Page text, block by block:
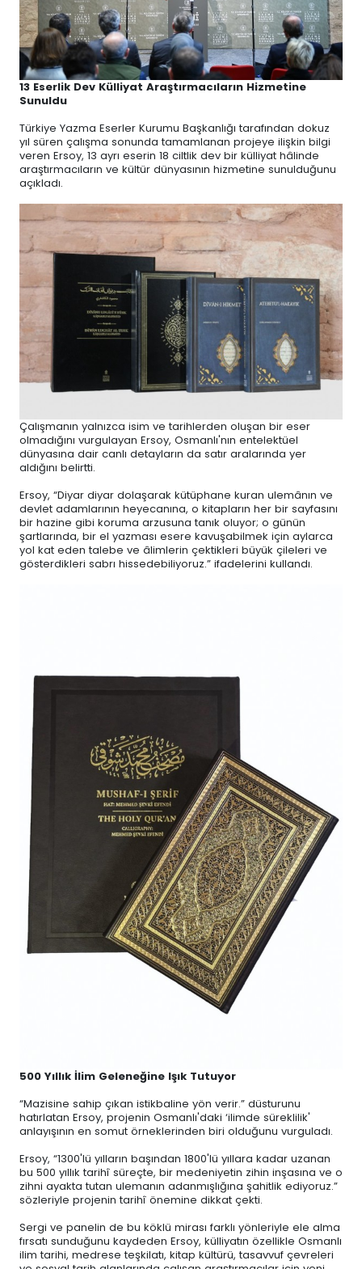
13 Eserlik Dev Külliyat Araştırmacıların Hizmetine
Sunuldu
Türkiye Yazma Eserler Kurumu Başkanlığı tarafından dokuz
yıl süren çalışma sonunda tamamlanan projeye ilişkin bilgi
veren Ersoy, 13 ayrı eserin 18 ciltlik dev bir külliyat hâlinde
araştırmacıların ve kültür dünyasının hizmetine sunulduğunu
açıkladı.
Çalışmanın yalnızca isim ve tarihlerden oluşan bir eser
olmadığını vurgulayan Ersoy, Osmanlı'nın entelektüel
dünyasına dair canlı detayların da satır aralarında yer
aldığını belirtti.
Ersoy, “Diyar diyar dolaşarak kütüphane kuran ulemânın ve
devlet adamlarının heyecanına, o kitapların her bir sayfasını
bir hazine gibi koruma arzusuna tanık oluyor; o günün
şartlarında, bir el yazması esere kavuşabilmek için aylarca
yol kat eden talebe ve âlimlerin çektikleri büyük çileleri ve
gösterdikleri sabrı hissedebiliyoruz.” ifadelerini kullandı.
500 Yıllık İlim Geleneğine Işık Tutuyor
“Mazisine sahip çıkan istikbaline yön verir.” düsturunu
hatırlatan Ersoy, projenin Osmanlı'daki ‘ilimde süreklilik'
anlayışının en somut örneklerinden biri olduğunu vurguladı.
Ersoy, “1300'lü yılların başından 1800'lü yıllara kadar uzanan
bu 500 yıllık tarihî süreçte, bir medeniyetin zihin inşasına ve o
zihni ayakta tutan ulemanın adanmışlığına şahitlik ediyoruz.”
sözleriyle projenin tarihî önemine dikkat çekti.
Sergi ve panelin de bu köklü mirası farklı yönleriyle ele alma
fırsatı sunduğunu kaydeden Ersoy, külliyatın özellikle Osmanlı
ilim tarihi, medrese teşkilatı, kitap kültürü, tasavvuf çevreleri